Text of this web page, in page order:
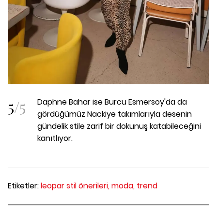
5/5
Daphne Bahar ise Burcu Esmersoy'da da
gördüğümüz Nackiye takımlarıyla desenin
gündelik stile zarif bir dokunuş katabileceğini
kanıtlıyor.
Etiketler:leopar stil önerileri,moda, trend